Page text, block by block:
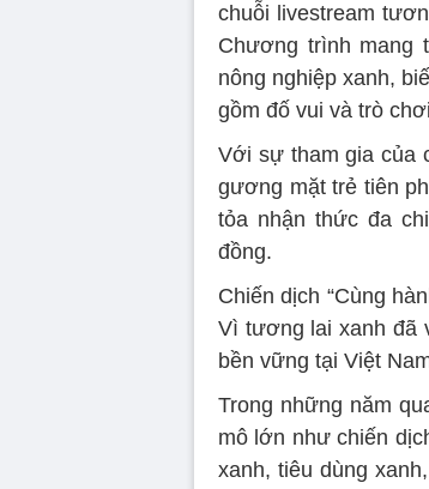
chuỗi livestream
Chương trình mang
nông nghiệp xanh,
gồm đố vui và trò
Với sự tham gia của
gương mặt trẻ tiên
tỏa nhận thức đa
đồng.
Chiến dịch “Cùng
Vì tương lai xanh đã
bền vững tại Việt
Trong những năm
mô lớn như chiến
xanh, tiêu dùng